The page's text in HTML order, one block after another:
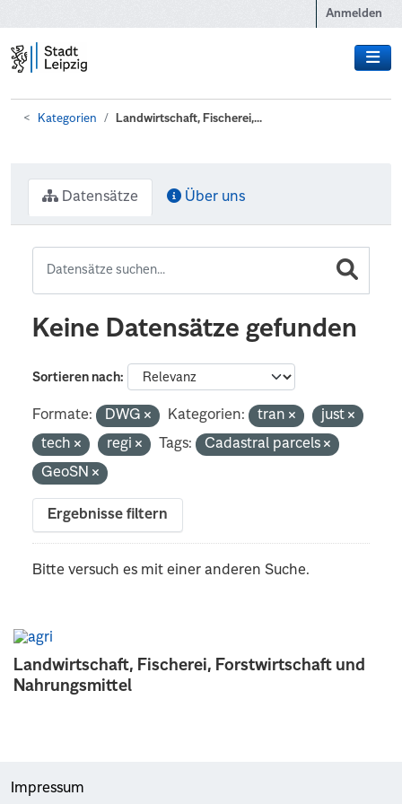
Anmelden
Kategorien Landwirtschaft, Fischerei,...
Landwirtschaft, Fischerei, Forstwirtschaft und
Nahrungsmittel
Datensätze Über uns
Keine Datensätze gefunden
Sortieren nach
Formate: DWG Kategorien: tran
just
tech
regi Tags:
Cadastral parcels
GeoSN
Ergebnisse filtern
Bitte versuch es mit einer anderen Suche.
Impressum